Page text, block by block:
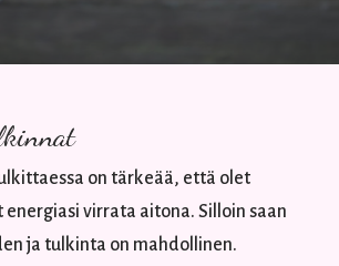
on tärkeää, että olet
energiasi virrata aitona. Silloin saan
ja tulkinta on mahdollinen.